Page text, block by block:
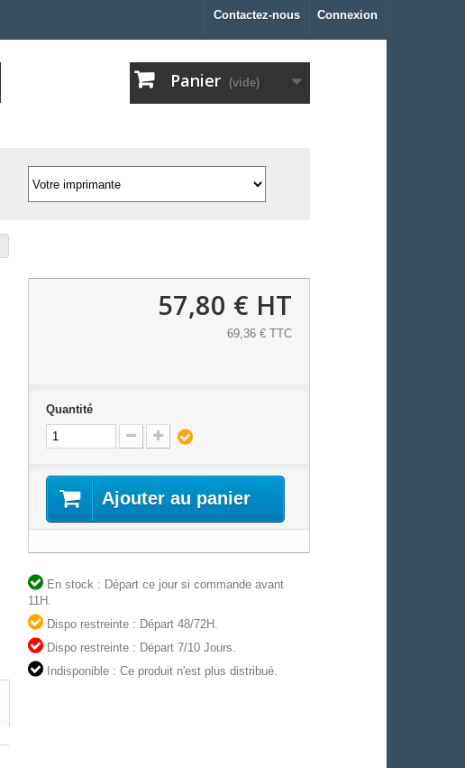
Connexion
Contactez-nous
Panier (vide)
57,80 € HT
69,36 € TTC
Quantité
Ajouter au panier
En stock : Départ ce jour si commande avant
11H.
Dispo restreinte : Départ 48/72H.
Dispo restreinte : Départ 7/10 Jours.
Indisponible : Ce produit n'est plus distribué.